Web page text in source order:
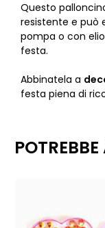
Questo
resistente e può
pompa o con
festa.
Abbinatela a
festa piena di